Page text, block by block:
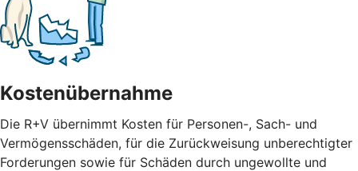
Kostenübernahme
Die R+V übernimmt Kosten für Personen-, Sach- und
Vermögensschäden, für die Zurückweisung unberechtigter
Forderungen sowie für Schäden durch ungewollte und